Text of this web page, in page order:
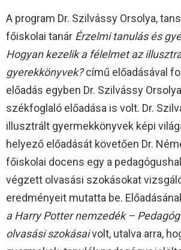
A program Dr. Szilvássy Orsolya,
főiskolai tanár Érzelmi tanulás és
Hogyan kezelik a félelmet az
gyerekkönyvek?című előadásával
előadás egyben Dr. Szilvássy
székfoglaló előadása is volt. Dr.
illusztrált gyermekkönyvek képi
helyező előadását követően Dr.
főiskolai docens egy a
végzett olvasási szokásokat
eredményeit mutatta be.
a Harry Potter nemzedék –
olvasási szokásaivolt, utalva arra,